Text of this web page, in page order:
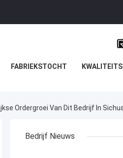
FABRIEKSTOCHT
Ordergroei Van Dit Bedrijf In
Bedrijf Nieuws